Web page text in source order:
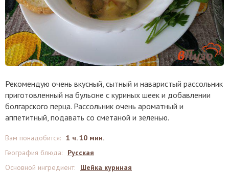
Рекомендую очень вкусный, сытный и наваристый рассольник
приготовленный на бульоне с куриных шеек и добавлении
болгарского перца. Рассольник очень ароматный и
аппетитный, подавать со сметаной и зеленью.
Вам понадобится: 1 ч. 10 мин.
География блюда:
Русская
Основной ингредиент:
Шейка куриная